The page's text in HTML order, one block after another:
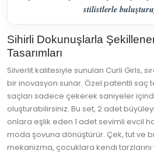
stilistlerle
Sihirli Dokunuşlarla
Tasarımları
Silverlit kalitesiyle sunulan Curli Girls,
bir inovasyon sunar. Özel patentli saç
saçları sadece çekerek saniyeler
oluşturabilirsiniz. Bu set, 2 adet
onlara eşlik eden 1 adet sevimli evcil
moda şovuna dönüştürür. Çek, tut ve
mekanizma, çocuklara kendi